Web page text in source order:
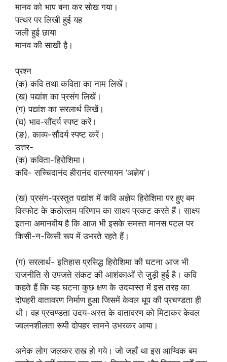
मानव को भाप बना कर सोख गया।
पत्थर पर लिखी हुई यह
जली हुई छाया
मानव की साखी है।
प्रश्न
(क) कवि तथा कविता का नाम लिखें।
(ख) पद्यांश का प्रसंग लिखें।
(ग) पद्यांश का सरलार्थ लिखें।
(घ) भाव-सौंदर्य स्पष्ट करें।
(ङ). काव्य-सौंदर्य स्पष्ट करें।
उत्तर-
(क) कविता-हिरोशिमा।
कवि- सच्चिदानंद हीरानंद वात्स्यायन ‘अज्ञेय’।
(ख) प्रसंग-प्रस्तुत पद्यांश में कवि अज्ञेय हिरोशिमा पर हुए बम
विस्फोट के कठोरतम परिणाम का साक्ष्य प्रकट करते हैं। साक्ष्य
इतना अमानवीय है कि आज भी इसके समस्त मानस पटल पर
किसी-न-किसी रूप में उभरते रहते हैं।
(ग) सरलार्थ- इतिहास प्रसिद्ध हिरोशिमा की घटना आज भी
राजनीति से उपजते संकट की आशंकाओं से जुड़ी हुई है। कवि
कहते हैं कि यह घटना कुछ क्षण के उदयास्त में इस तरह का
दोपहरी वातावरण निर्माण हुआ जिसमें केवल धूप की प्रचण्डता ही
थी। वह प्रचण्डता उदय-अस्त के वातावरण को मिटाकर केवल
ज्वलनशीलता रूपी दोपहर सामने उभरकर आया।
अनेक लोग जलकर राख हो गये। जो जहाँ था इस आण्विक बम